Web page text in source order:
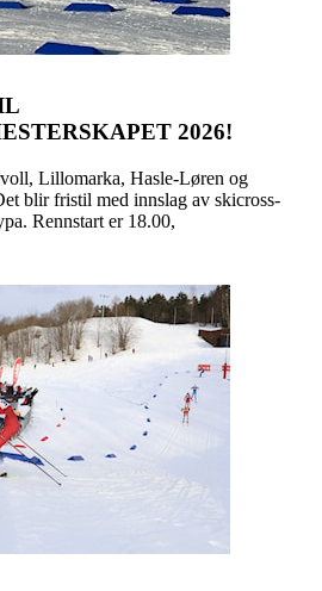
2026!
Lillomarka, Hasle-Løren og
blir fristil med innslag av skicross-
Rennstart er 18.00,